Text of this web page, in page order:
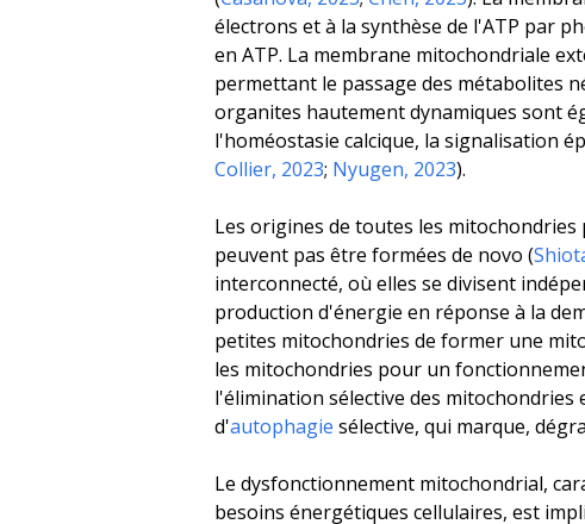
électrons et à la synthèse de l'ATP par
en ATP. La membrane mitochondriale
permettant le passage des métabolites
organites hautement dynamiques sont
l'homéostasie calcique, la signalisation
Collier, 2023; Nyugen, 2023).
Les origines de toutes les
peuvent pas être formées de novo (
interconnecté, où elles se divisent
production d'énergie en réponse à la
petites mitochondries de former une
les mitochondries pour un
l'élimination sélective des
d'autophagie sélective, qui marque,
Le dysfonctionnement mitochondrial,
besoins énergétiques cellulaires, est